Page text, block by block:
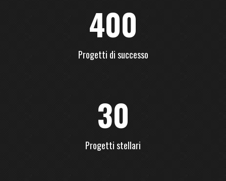
400
Progetti di successo
30
Progetti stellari